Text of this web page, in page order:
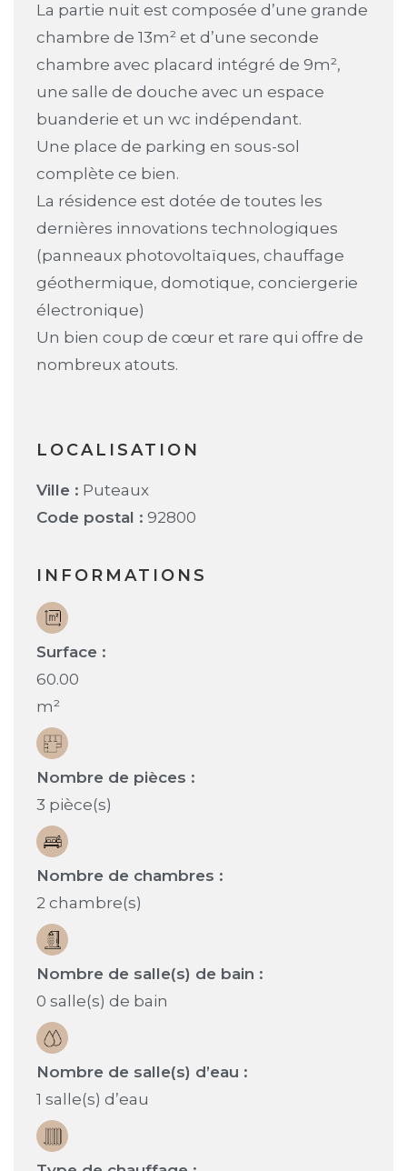
La partie nuit est composée d’une grande
chambre de 13m² et d’une seconde
chambre avec placard intégré de 9m²,
une salle de douche avec un espace
buanderie et un wc indépendant.
Une place de parking en sous-sol
complète ce bien.
La résidence est dotée de toutes les
dernières innovations technologiques
(panneaux photovoltaïques, chauffage
géothermique, domotique, conciergerie
électronique)
Un bien coup de cœur et rare qui offre de
nombreux atouts.
LOCALISATION
Ville : Puteaux
Code postal : 92800
INFORMATIONS
Surface :
60.00
m²
Nombre de pièces :
3 pièce(s)
Nombre de chambres :
2 chambre(s)
Nombre de salle(s) de bain :
0 salle(s) de bain
Nombre de salle(s) d’eau :
1 salle(s) d’eau